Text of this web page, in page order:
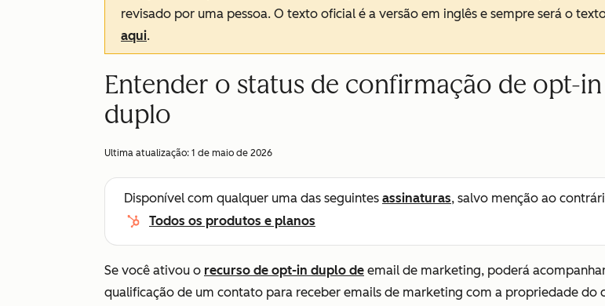
revisado por uma pessoa. O texto oficial é a versão em inglês e sempre será o
aqui.
Entender o status de confirmação de opt-in
duplo
Ultima atualização: 1 de maio de 2026
Disponível com qualquer uma das seguintes assinaturas, salvo menção ao
Todos os produtos e planos
Se você ativou o recurso de opt-in duplo de email de marketing, poderá
qualificação de um contato para receber emails de marketing com a propriedade do